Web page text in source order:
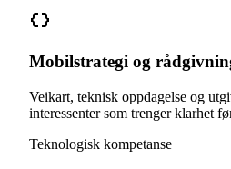
Mobilstrategi og
Veikart, teknisk oppdagelse og
interessenter som trenger klarhet
Teknologisk kompetanse